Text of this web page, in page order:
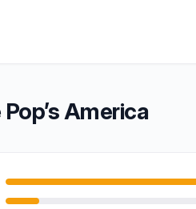
America